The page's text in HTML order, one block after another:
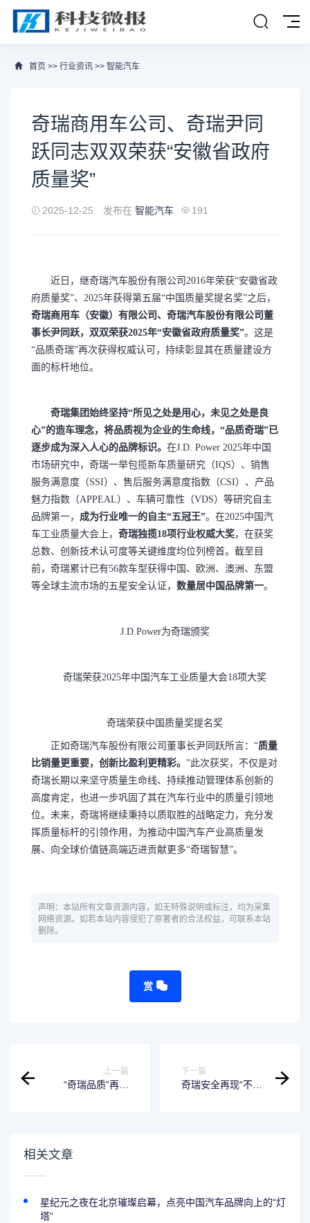
首页 >> 行业资讯 >> 智能汽车
奇瑞商用车公司、奇瑞尹同
跃同志双双荣获“安徽省政府
质量奖”
2025-12-25 发布在 智能汽车 191
近日，继奇瑞汽车股份有限公司2016年荣获“安徽省政
府质量奖”、2025年获得第五届“中国质量奖提名奖”之后，
奇瑞商用车（安徽）有限公司 、 奇瑞汽车股份有限公司董
事长尹同跃，双双荣获2025年“安徽省政府质量奖”。这是
“品质奇瑞”再次获得权威认可，持续彰显其在质量建设方
面的标杆地位。
奇瑞集团始终坚持“所见之处是用心，未见之处是良
心”的造车理念，将品质视为企业的生命线，“品质奇瑞”已
逐步成为深入人心的品牌标识。 在J.D. Power 2025年中国
市场研究中，奇瑞一举包揽新车质量研究（IQS）、销售
服务满意度（SSI）、售后服务满意度指数（CSI）、产品
魅力指数（APPEAL）、车辆可靠性（VDS）等研究自主
品牌第一， 成为行业唯一的自主“五冠王”。在2025中国汽
车工业质量大会上， 奇瑞独揽18项行业权威大奖，在获奖
总数、创新技术认可度等关键维度均位列榜首。截至目
前，奇瑞累计已有56款车型获得中国、欧洲、澳洲、东盟
等全球主流市场的五星安全认证， 数量居中国品牌第一。
J.D.Power为奇瑞颁奖
奇瑞荣获2025年中国汽车工业质量大会18项大奖
奇瑞荣获中国质量奖提名奖
正如奇瑞汽车股份有限公司董事长尹同跃所言：“质量
比销量更重要，创新比盈利更精彩。 ”此次获奖，不仅是对
奇瑞长期以来坚守质量生命线、持续推动管理体系创新的
高度肯定，也进一步巩固了其在汽车行业中的质量引领地
位。未来，奇瑞将继续秉持以质取胜的战略定力，充分发
挥质量标杆的引领作用，为推动中国汽车产业高质量发
展、向全球价值链高端迈进贡献更多“奇瑞智慧”。
声明：本站所有文章资源内容，如无特殊说明或标注，均为采集
网络资源。如若本站内容侵犯了原著者的合法权益，可联系本站
删除。
赏
上一篇
“奇瑞品质”再夺
下一篇
奇瑞安全再现“不客
相关文章
星纪元之夜在北京璀璨启幕，点亮中国汽车品牌向上的“灯
塔”